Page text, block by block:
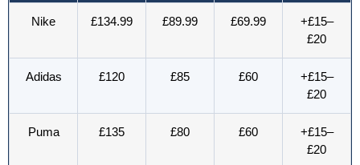
Nike £134.99 £89.99 £69.99
+£15–
£20
Adidas £120 £85 £60
+£15–
£20
Puma £135 £80 £60
+£15–
£20